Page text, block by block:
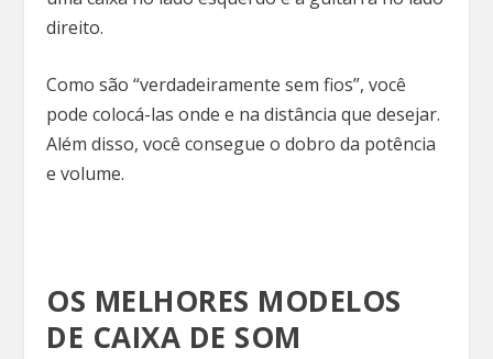
direito.
Como são “verdadeiramente sem fios”, você
pode colocá-las onde e na distância que desejar.
Além disso, você consegue o dobro da potência
e volume.
OS MELHORES MODELOS
DE CAIXA DE SOM